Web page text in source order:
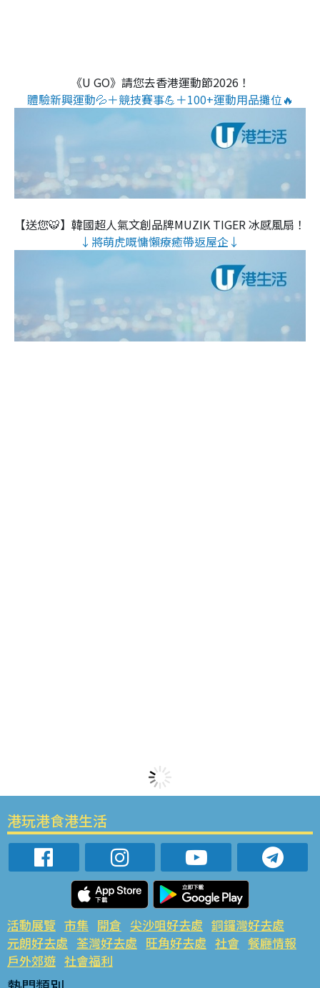
《U GO》請您去香港運動節2026！
體驗新興運動💦＋競技賽事💪＋100+運動用品攤位🔥
【送您🐯】韓國超人氣文創品牌MUZIK TIGER 冰感風扇！
↓將萌虎嘅慵懶療癒帶返屋企↓
港玩港食港生活
活動展覽 市集 開倉 尖沙咀好去處 銅鑼灣好去處
元朗好去處 荃灣好去處 旺角好去處 社會 餐廳情報
戶外郊遊 社會福利